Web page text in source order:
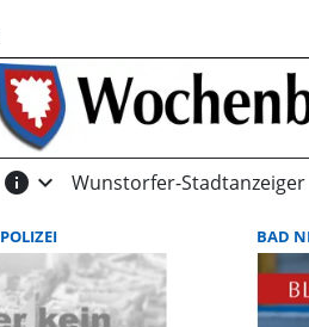
info expand_more Wunstorfer-Stadtanzeiger
POLIZEI BAD